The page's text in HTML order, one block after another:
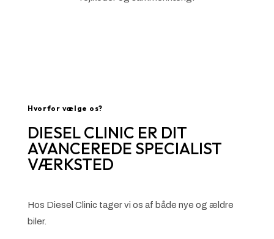
Hvorfor vælge os?
DIESEL CLINIC ER DIT
AVANCEREDE SPECIALIST
VÆRKSTED
Hos Diesel Clinic tager vi os af både nye og ældre
biler.